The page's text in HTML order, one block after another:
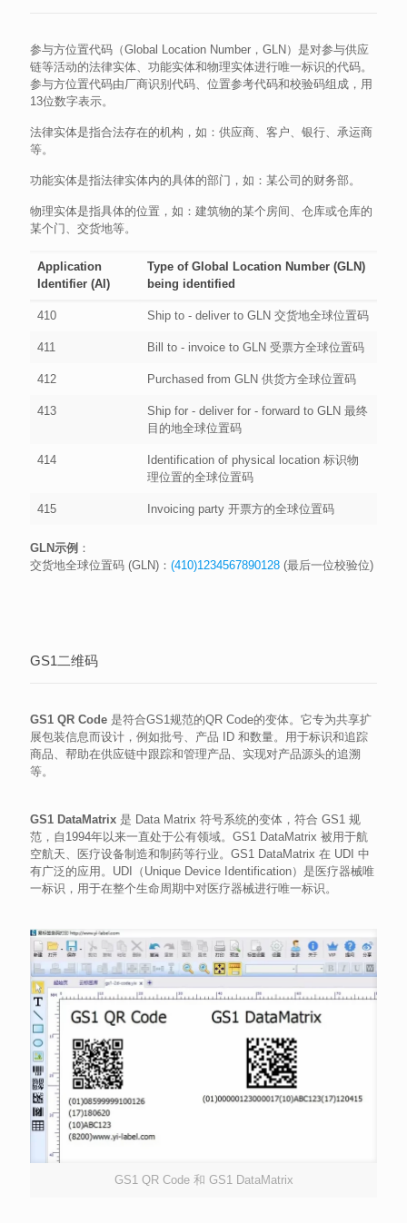
参与方位置代码（Global Location Number，GLN）是对参与供应
链等活动的法律实体、功能实体和物理实体进行唯一标识的代码。
参与方位置代码由厂商识别代码、位置参考代码和校验码组成，用
13位数字表示。
法律实体是指合法存在的机构，如：供应商、客户、银行、承运商
等。
功能实体是指法律实体内的具体的部门，如：某公司的财务部。
物理实体是指具体的位置，如：建筑物的某个房间、仓库或仓库的
某个门、交货地等。
Application
Identifier (AI)
Type of Global Location Number (GLN)
being identified
410 Ship to - deliver to GLN 交货地全球位置码
411 Bill to - invoice to GLN 受票方全球位置码
412 Purchased from GLN 供货方全球位置码
413
Ship for - deliver for - forward to GLN 最终
目的地全球位置码
414
Identification of physical location 标识物
理位置的全球位置码
415 Invoicing party 开票方的全球位置码
GLN示例 ：
交货地全球位置码 (GLN)： (410)1234567890128 (最后一位校验位)
GS1二维码
GS1 QR Code 是符合GS1规范的QR Code的变体。它专为共享扩
展包装信息而设计，例如批号、产品 ID 和数量。用于标识和追踪
商品、帮助在供应链中跟踪和管理产品、实现对产品源头的追溯
等。
GS1 DataMatrix 是 Data Matrix 符号系统的变体，符合 GS1 规
范，自1994年以来一直处于公有领域。GS1 DataMatrix 被用于航
空航天、医疗设备制造和制药等行业。GS1 DataMatrix 在 UDI 中
有广泛的应用。UDI（Unique Device Identification）是医疗器械唯
一标识，用于在整个生命周期中对医疗器械进行唯一标识。
GS1 QR Code 和 GS1 DataMatrix